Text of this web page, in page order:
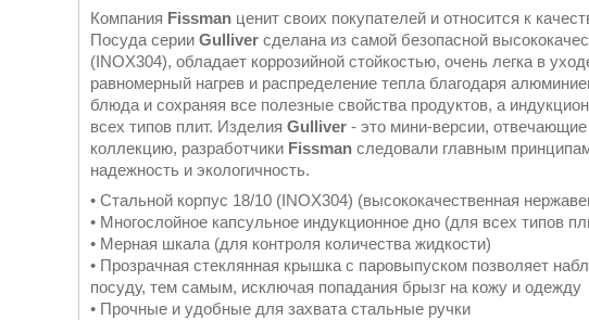
Компания Fissman ценит своих покупателей и относится к
Посуда серии Gulliver сделана из самой безопасной
(INOX304), обладает коррозийной стойкостью, очень легка в
равномерный нагрев и распределение тепла благодаря
блюда и сохраняя все полезные свойства продуктов, а
всех типов плит. Изделия Gulliver - это мини-версии,
коллекцию, разработчики Fissman следовали главным
надежность и экологичность.
• Стальной корпус 18/10 (INOX304) (высококачественная
• Многослойное капсульное индукционное дно (для всех типов
• Мерная шкала (для контроля количества жидкости)
• Прозрачная стеклянная крышка с паровыпуском позволяет
посуду, тем самым, исключая попадания брызг на кожу и одежду
• Прочные и удобные для захвата стальные ручки